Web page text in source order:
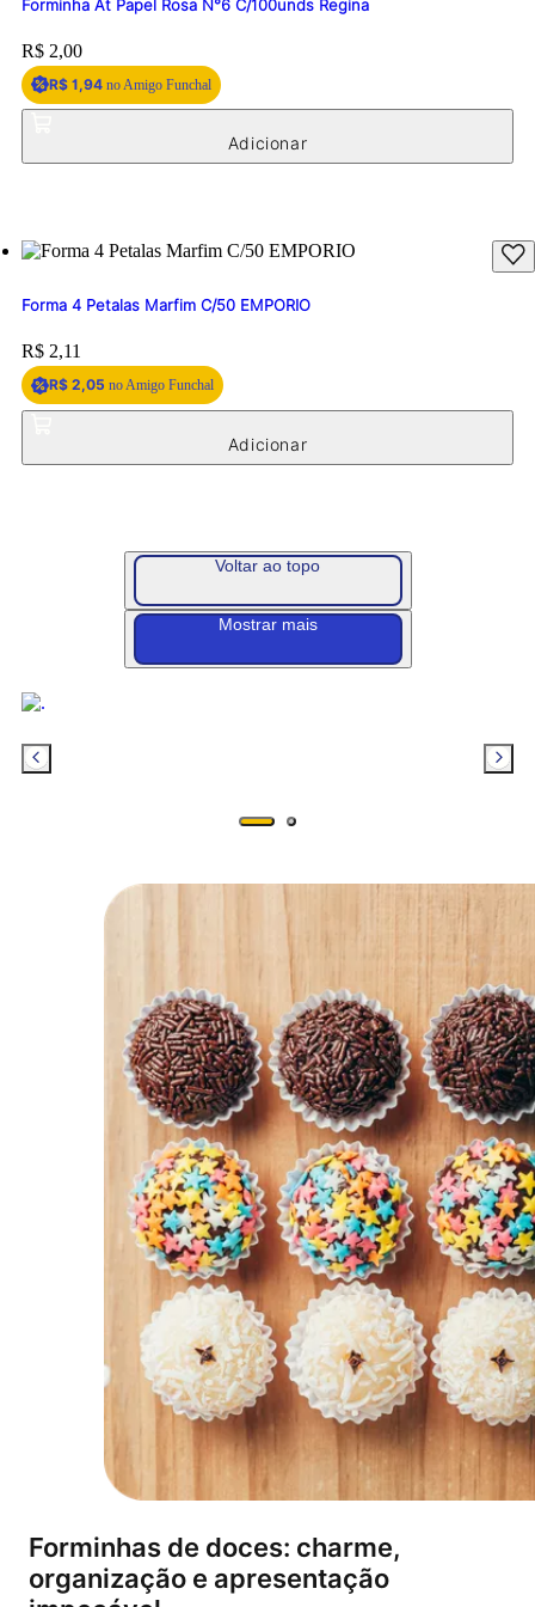
Forminha At Papel Rosa N°6 C/100unds Regina
Price:
R$ 2,00
R$ 1,94 no Amigo Funchal
Forma 4 Petalas Marfim C/50 EMPORIO
Price:
R$ 2,11
R$ 2,05 no Amigo Funchal
Voltar ao topo
Mostrar mais
Forminhas de doces: charme,
organização e apresentação